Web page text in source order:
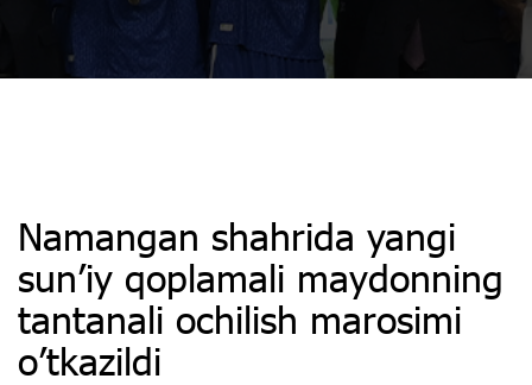
Namangan shahrida yangi
sunʼiy qoplamali maydonning
tantanali ochilish marosimi
oʼtkazildi